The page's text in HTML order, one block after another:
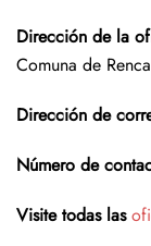
Dirección de la
Comuna de
Dirección de
Número de
Visite todas las